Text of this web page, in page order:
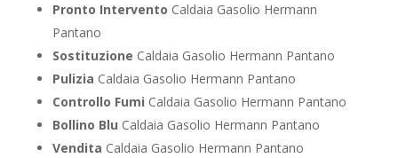
Pronto Intervento Caldaia Gasolio Hermann
Pantano
Sostituzione Caldaia Gasolio Hermann Pantano
Pulizia Caldaia Gasolio Hermann Pantano
Controllo Fumi Caldaia Gasolio Hermann Pantano
Bollino Blu Caldaia Gasolio Hermann Pantano
Vendita Caldaia Gasolio Hermann Pantano